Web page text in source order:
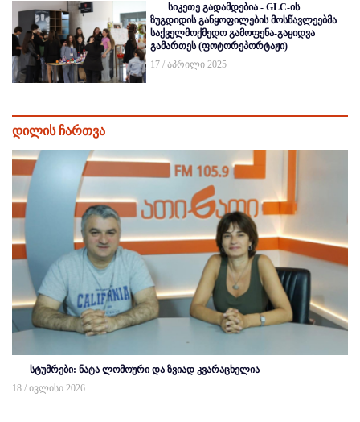
სიკეთე გადამდებია - GLC-ის
ზუგდიდის განყოფილების მოსწავლეებმა
საქველმოქმედო გამოფენა-გაყიდვა
გამართეს (ფოტორეპორტაჟი)
17 / აპრილი 2025
დილის ჩართვა
სტუმრები: ნატა ლომოური და ზვიად კვარაცხელია
18 / ივლისი 2026